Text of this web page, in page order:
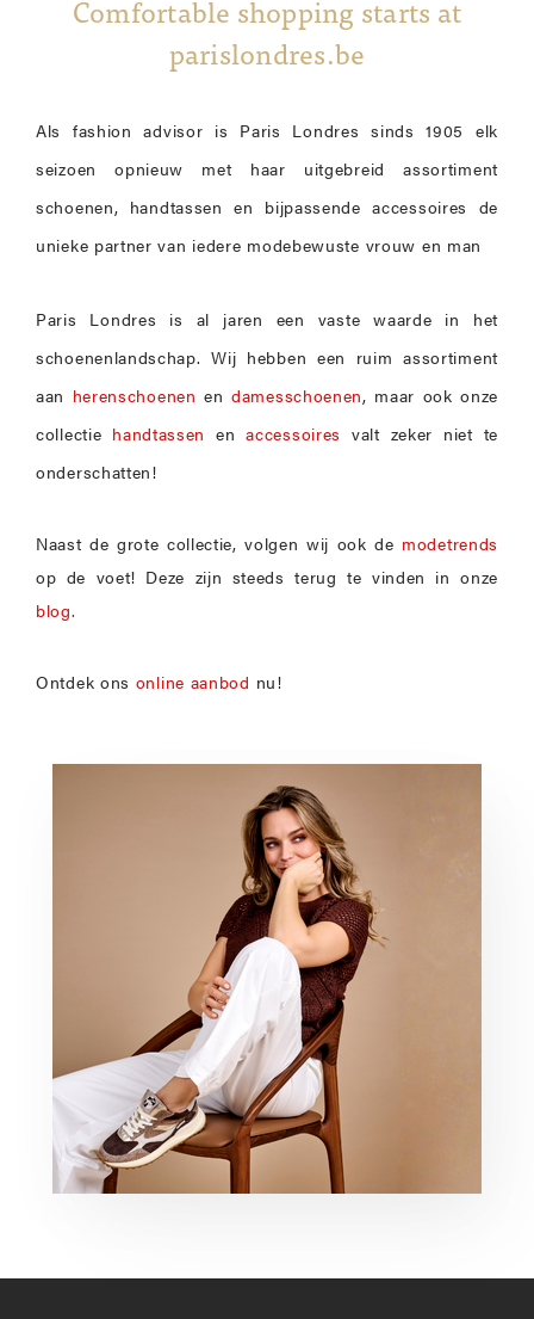
Comfortable shopping starts at
parislondres.be
Als fashion advisor is Paris Londres sinds 1905 elk
seizoen opnieuw met haar uitgebreid assortiment
schoenen, handtassen en bijpassende accessoires de
unieke partner van iedere modebewuste vrouw en man
Paris Londres is al jaren een vaste waarde in het
schoenenlandschap. Wij hebben een ruim assortiment
aan herenschoenen endamesschoenen, maar ook onze
collectie handtassen enaccessoires valt zeker niet te
onderschatten!
Naast de grote collectie, volgen wij ook de modetrends
op de voet! Deze zijn steeds terug te vinden in onze
blog.
Ontdek ons online aanbod nu!